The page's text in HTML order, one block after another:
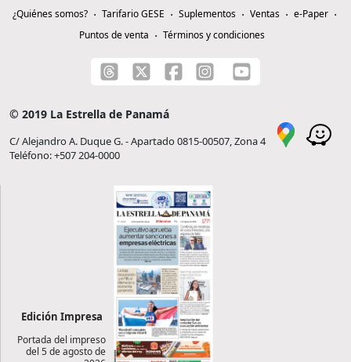
¿Quiénes somos? Tarifario GESE Suplementos Ventas
e-Paper
Puntos de venta
Términos y condiciones
© 2019 La Estrella de Panamá
C/ Alejandro A. Duque G. - Apartado 0815-00507, Zona 4
Teléfono: +507 204-0000
Edición Impresa
Portada del impreso
del 5 de agosto de